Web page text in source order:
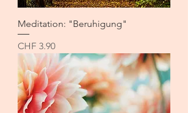
Meditation: "Beruhigung"
Preis
CHF 3.90